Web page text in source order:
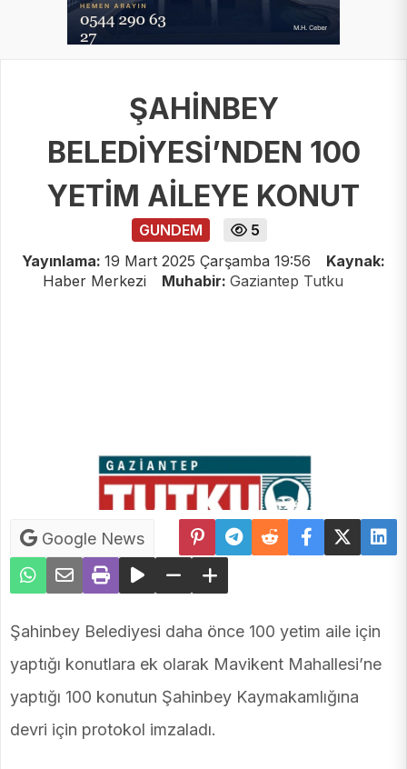
ŞAHİNBEY
BELEDİYESİ’NDEN 100
YETİM AİLEYE KONUT
GUNDEM
5
Yayınlama: 19 Mart 2025 Çarşamba 19:56
Kaynak:
Haber Merkezi
Muhabir: Gaziantep Tutku
Google News
Şahinbey Belediyesi daha önce 100 yetim aile için
yaptığı konutlara ek olarak Mavikent Mahallesi’ne
yaptığı 100 konutun Şahinbey Kaymakamlığına
devri için protokol imzaladı.